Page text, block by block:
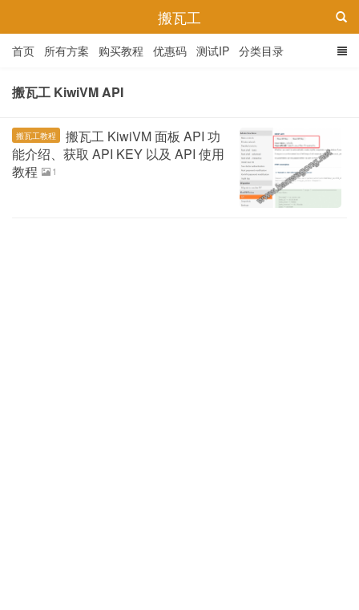
搬瓦工
首页 所有方案 购买教程 优惠码 测试IP 分类目录
搬瓦工 KiwiVM API
搬瓦工教程
搬瓦工 KiwiVM 面板 API 功
能介绍、获取 API KEY 以及 API 使用
教程
1